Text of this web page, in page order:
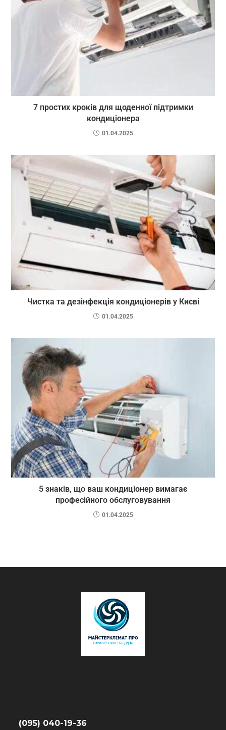
7 простих кроків для щоденної підтримки
кондиціонера
01.04.2025
Чистка та дезінфекція кондиціонерів у Києві
01.04.2025
5 знаків, що ваш кондиціонер вимагає
професійного обслуговування
01.04.2025
(095) 040-19-36